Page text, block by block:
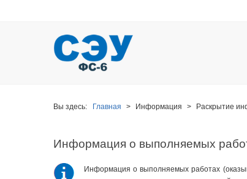
Вы здесь: Главная > Информация > Раскрытие
Информация о выполняемых
Информация о выполняемых работах